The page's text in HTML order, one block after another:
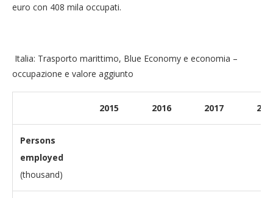
euro con 408 mila occupati.
Italia: Trasporto marittimo, Blue Economy e economia –
occupazione e valore aggiunto
2015 2016 2017
Persons
employed
(thousand)